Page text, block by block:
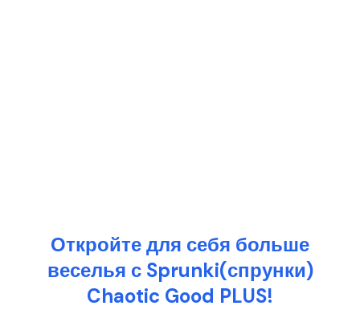
Откройте для себя больше
веселья с Sprunki(спрунки)
Chaotic Good PLUS!